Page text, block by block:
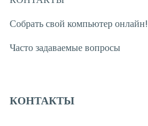
Собрать свой компьютер онлайн!
Часто задаваемые вопросы
КОНТАКТЫ